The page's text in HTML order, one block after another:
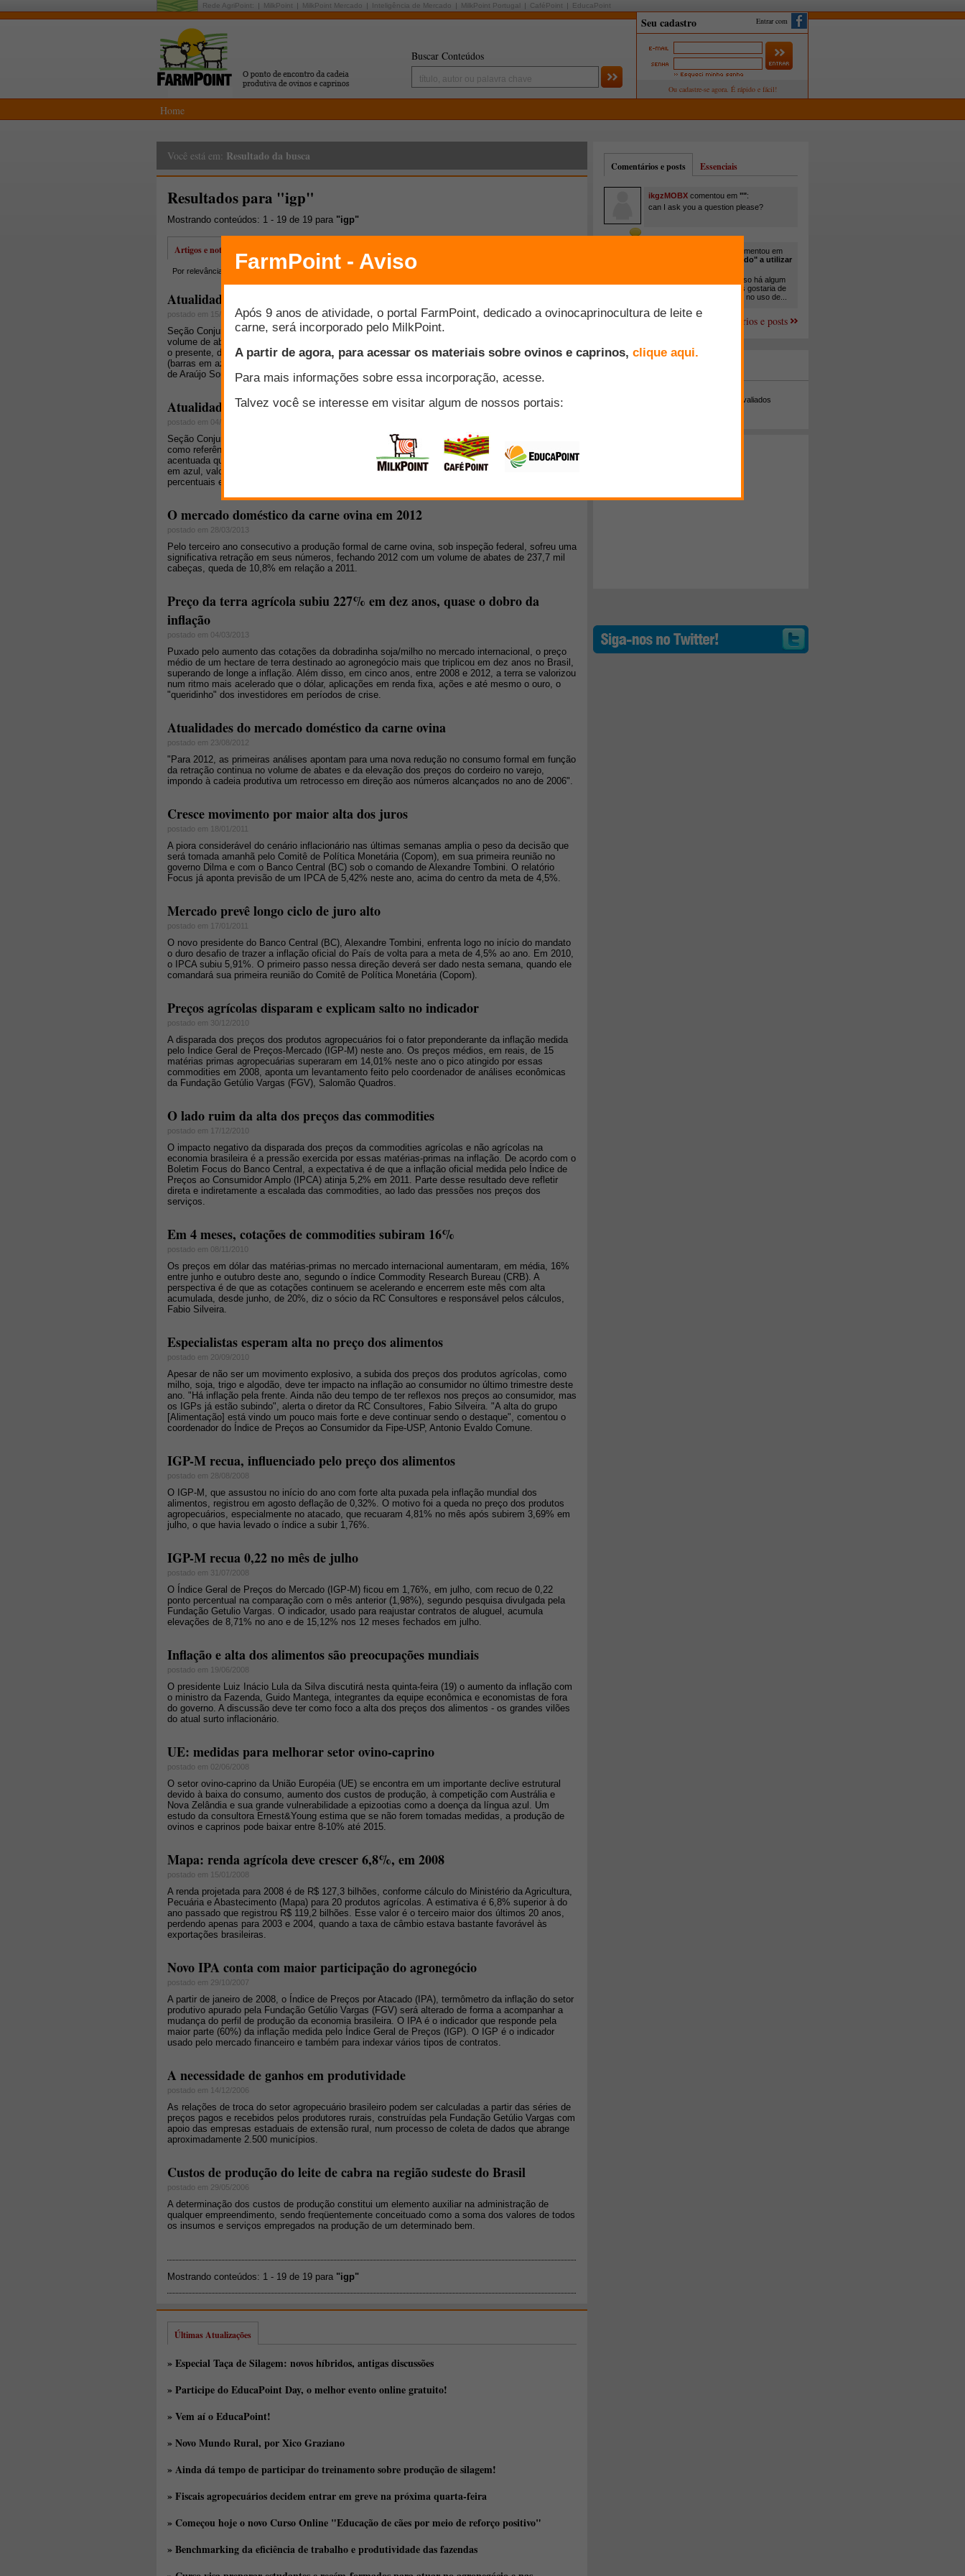
Rede AgriPoint: MilkPoint MilkPoint Mercado Inteligência de Mercado MilkPoint Portugal CaféPoint EducaPoint
Buscar Conteúdos
Entrar com
Home
Você está em: Resultado da busca
Resultados para "igp"
Mostrando conteúdos: 1 - 19 de 19 para "igp"
Artigos e notícias
Por relevância Por data Mais lidos Mais comentados Melhor avaliados
Atualidades e perspectivas para o mercado doméstico da carne ovina
postado em 15/07/2015
Seção Conjuntura de Mercado: "Após o registro de 334,7 mil cabeças ovinas abatidas em 2009, o
volume de abates sob inspeção federal iniciou um processo sistemático de queda que perdura até
o presente, de forma que o ano de 2014 fechou com um volume oficial de 95,8 mil cabeças
(barras em azul, valores à esquerda) - o menor valor registrado nos últimos 10 anos", por Daniel
de Araújo Souza.
Atualidades do mercado doméstico da carne ovina
postado em 04/11/2014
Seção Conjuntura de Mercado: "A produção formal de carne ovina no mercado brasileiro, tendo
como referência os abates sob inspeção federal, por mais um ano consecutivo, sofreu uma
acentuada queda em seus números, fechando o ano de 2013 com um volume de abates (barras
em azul, valores à esquerda) de 129,0 mil cabeças, configurando uma queda de 45,7 pontos
percentuais em relação aos resultados alcançados em 2012", por Daniel de Araújo Souza.
O mercado doméstico da carne ovina em 2012
postado em 28/03/2013
Pelo terceiro ano consecutivo a produção formal de carne ovina, sob inspeção federal, sofreu uma
significativa retração em seus números, fechando 2012 com um volume de abates de 237,7 mil
cabeças, queda de 10,8% em relação a 2011.
Preço da terra agrícola subiu 227% em dez anos, quase o dobro da
inflação
postado em 04/03/2013
Puxado pelo aumento das cotações da dobradinha soja/milho no mercado internacional, o preço
médio de um hectare de terra destinado ao agronegócio mais que triplicou em dez anos no Brasil,
superando de longe a inflação. Além disso, em cinco anos, entre 2008 e 2012, a terra se valorizou
num ritmo mais acelerado que o dólar, aplicações em renda fixa, ações e até mesmo o ouro, o
"queridinho" dos investidores em períodos de crise.
Atualidades do mercado doméstico da carne ovina
postado em 23/08/2012
"Para 2012, as primeiras análises apontam para uma nova redução no consumo formal em função
da retração continua no volume de abates e da elevação dos preços do cordeiro no varejo,
impondo à cadeia produtiva um retrocesso em direção aos números alcançados no ano de 2006".
Cresce movimento por maior alta dos juros
postado em 18/01/2011
A piora considerável do cenário inflacionário nas últimas semanas amplia o peso da decisão que
será tomada amanhã pelo Comitê de Política Monetária (Copom), em sua primeira reunião no
governo Dilma e com o Banco Central (BC) sob o comando de Alexandre Tombini. O relatório
Focus já aponta previsão de um IPCA de 5,42% neste ano, acima do centro da meta de 4,5%.
Mercado prevê longo ciclo de juro alto
postado em 17/01/2011
O novo presidente do Banco Central (BC), Alexandre Tombini, enfrenta logo no início do mandato
o duro desafio de trazer a inflação oficial do País de volta para a meta de 4,5% ao ano. Em 2010,
o IPCA subiu 5,91%. O primeiro passo nessa direção deverá ser dado nesta semana, quando ele
comandará sua primeira reunião do Comitê de Política Monetária (Copom).
Preços agrícolas disparam e explicam salto no indicador
postado em 30/12/2010
A disparada dos preços dos produtos agropecuários foi o fator preponderante da inflação medida
pelo Índice Geral de Preços-Mercado (IGP-M) neste ano. Os preços médios, em reais, de 15
matérias primas agropecuárias superaram em 14,01% neste ano o pico atingido por essas
commodities em 2008, aponta um levantamento feito pelo coordenador de análises econômicas
da Fundação Getúlio Vargas (FGV), Salomão Quadros.
O lado ruim da alta dos preços das commodities
postado em 17/12/2010
O impacto negativo da disparada dos preços da commodities agrícolas e não agrícolas na
economia brasileira é a pressão exercida por essas matérias-primas na inflação. De acordo com o
Boletim Focus do Banco Central, a expectativa é de que a inflação oficial medida pelo Índice de
Preços ao Consumidor Amplo (IPCA) atinja 5,2% em 2011. Parte desse resultado deve refletir
direta e indiretamente a escalada das commodities, ao lado das pressões nos preços dos
serviços.
Em 4 meses, cotações de commodities subiram 16%
postado em 08/11/2010
Os preços em dólar das matérias-primas no mercado internacional aumentaram, em média, 16%
entre junho e outubro deste ano, segundo o índice Commodity Research Bureau (CRB). A
perspectiva é de que as cotações continuem se acelerando e encerrem este mês com alta
acumulada, desde junho, de 20%, diz o sócio da RC Consultores e responsável pelos cálculos,
Fabio Silveira.
Especialistas esperam alta no preço dos alimentos
postado em 20/09/2010
Apesar de não ser um movimento explosivo, a subida dos preços dos produtos agrícolas, como
milho, soja, trigo e algodão, deve ter impacto na inflação ao consumidor no último trimestre deste
ano. "Há inflação pela frente. Ainda não deu tempo de ter reflexos nos preços ao consumidor, mas
os IGPs já estão subindo", alerta o diretor da RC Consultores, Fabio Silveira. "A alta do grupo
[Alimentação] está vindo um pouco mais forte e deve continuar sendo o destaque", comentou o
coordenador do Índice de Preços ao Consumidor da Fipe-USP, Antonio Evaldo Comune.
IGP-M recua, influenciado pelo preço dos alimentos
postado em 28/08/2008
O IGP-M, que assustou no início do ano com forte alta puxada pela inflação mundial dos
alimentos, registrou em agosto deflação de 0,32%. O motivo foi a queda no preço dos produtos
agropecuários, especialmente no atacado, que recuaram 4,81% no mês após subirem 3,69% em
julho, o que havia levado o índice a subir 1,76%.
IGP-M recua 0,22 no mês de julho
postado em 31/07/2008
O Índice Geral de Preços do Mercado (IGP-M) ficou em 1,76%, em julho, com recuo de 0,22
ponto percentual na comparação com o mês anterior (1,98%), segundo pesquisa divulgada pela
Fundação Getulio Vargas. O indicador, usado para reajustar contratos de aluguel, acumula
elevações de 8,71% no ano e de 15,12% nos 12 meses fechados em julho.
Inflação e alta dos alimentos são preocupações mundiais
postado em 19/06/2008
O presidente Luiz Inácio Lula da Silva discutirá nesta quinta-feira (19) o aumento da inflação com
o ministro da Fazenda, Guido Mantega, integrantes da equipe econômica e economistas de fora
do governo. A discussão deve ter como foco a alta dos preços dos alimentos - os grandes vilões
do atual surto inflacionário.
UE: medidas para melhorar setor ovino-caprino
postado em 02/06/2008
O setor ovino-caprino da União Européia (UE) se encontra em um importante declive estrutural
devido à baixa do consumo, aumento dos custos de produção, à competição com Austrália e
Nova Zelândia e sua grande vulnerabilidade a epizootias como a doença da língua azul. Um
estudo da consultora Ernest&Young estima que se não forem tomadas medidas, a produção de
ovinos e caprinos pode baixar entre 8-10% até 2015.
Mapa: renda agrícola deve crescer 6,8%, em 2008
postado em 15/01/2008
A renda projetada para 2008 é de R$ 127,3 bilhões, conforme cálculo do Ministério da Agricultura,
Pecuária e Abastecimento (Mapa) para 20 produtos agrícolas. A estimativa é 6,8% superior à do
ano passado que registrou R$ 119,2 bilhões. Esse valor é o terceiro maior dos últimos 20 anos,
perdendo apenas para 2003 e 2004, quando a taxa de câmbio estava bastante favorável às
exportações brasileiras.
Novo IPA conta com maior participação do agronegócio
postado em 29/10/2007
A partir de janeiro de 2008, o Índice de Preços por Atacado (IPA), termômetro da inflação do setor
produtivo apurado pela Fundação Getúlio Vargas (FGV) será alterado de forma a acompanhar a
mudança do perfil de produção da economia brasileira. O IPA é o indicador que responde pela
maior parte (60%) da inflação medida pelo Índice Geral de Preços (IGP). O IGP é o indicador
usado pelo mercado financeiro e também para indexar vários tipos de contratos.
A necessidade de ganhos em produtividade
postado em 14/12/2006
As relações de troca do setor agropecuário brasileiro podem ser calculadas a partir das séries de
preços pagos e recebidos pelos produtores rurais, construídas pela Fundação Getúlio Vargas com
apoio das empresas estaduais de extensão rural, num processo de coleta de dados que abrange
aproximadamente 2.500 municípios.
Custos de produção do leite de cabra na região sudeste do Brasil
postado em 29/05/2006
A determinação dos custos de produção constitui um elemento auxiliar na administração de
qualquer empreendimento, sendo freqüentemente conceituado como a soma dos valores de todos
os insumos e serviços empregados na produção de um determinado bem.
Mostrando conteúdos: 1 - 19 de 19 para "igp"
Últimas Atualizações
» Especial Taça de Silagem: novos híbridos, antigas discussões
» Participe do EducaPoint Day, o melhor evento online gratuito!
» Vem aí o EducaPoint!
» Novo Mundo Rural, por Xico Graziano
» Ainda dá tempo de participar do treinamento sobre produção de silagem!
» Fiscais agropecuários decidem entrar em greve na próxima quarta-feira
» Começou hoje o novo Curso Online "Educação de cães por meio de reforço positivo"
» Benchmarking da eficiência de trabalho e produtividade das fazendas
Comentários e posts Essenciais
ikgzMOBX comentou em "":
can I ask you a question please?
comentou em
"Você está sendo "obrigado" a utilizar
Em minha propriedade, já uso há algum
tempo cana com ureia, mas gostaria de
um melhor aprofundamento no uso de...
Mais comentários e posts
Melhor avaliados